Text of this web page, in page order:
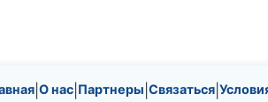
| О нас| Партнеры Связаться|